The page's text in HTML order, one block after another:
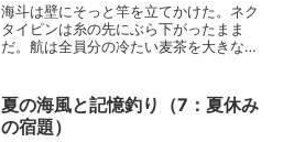
海斗は壁にそっと竿を立てかけた。ネク
タイピンは糸の先にぶら下がったまま
だ。航は全員分の冷たい麦茶を大きな急
夏の海風と記憶釣り（7：夏休み
の宿題）